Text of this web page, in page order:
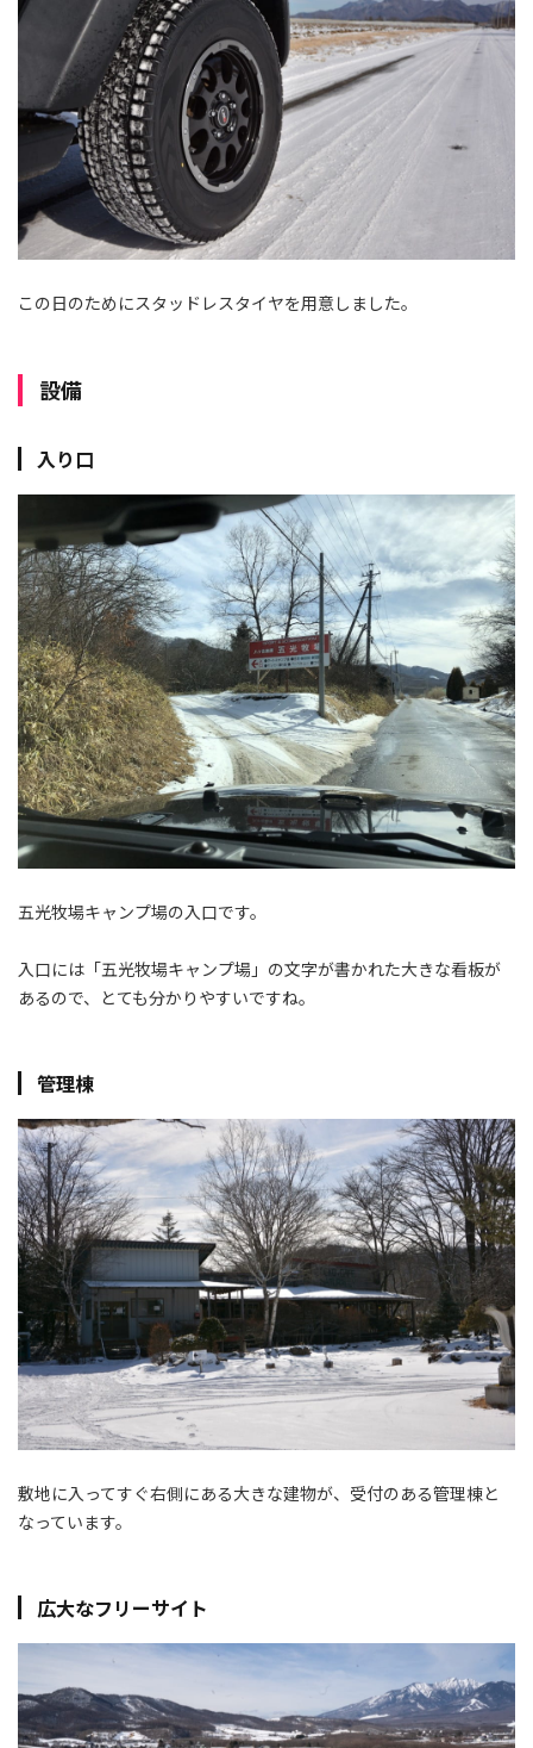
この日のためにスタッドレスタイヤを用意しました。
設備
入り口
五光牧場キャンプ場の入口です。
入口には「五光牧場キャンプ場」の文字が書かれた大きな看板が
あるので、とても分かりやすいですね。
管理棟
敷地に入ってすぐ右側にある大きな建物が、受付のある管理棟と
なっています。
広大なフリーサイト